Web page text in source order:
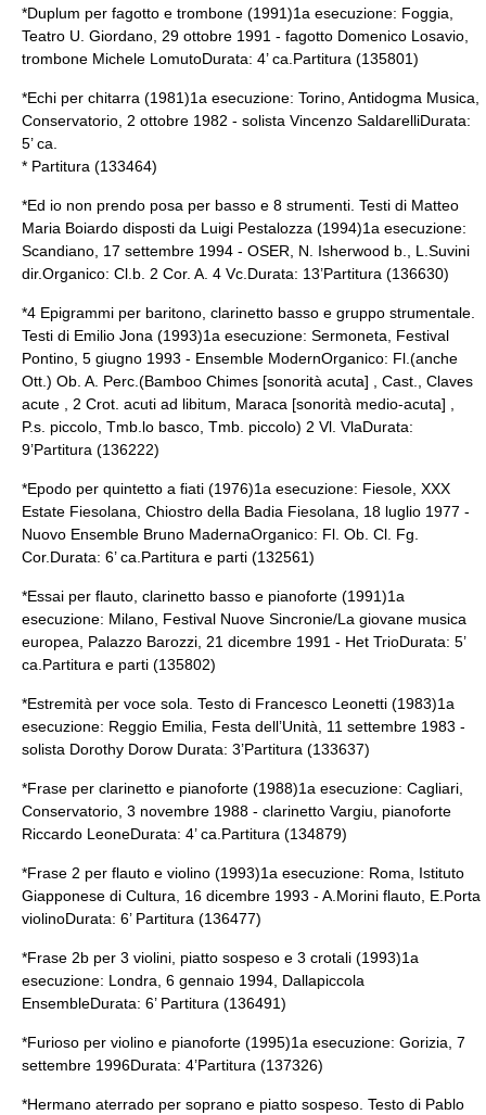
*Duplum per fagotto e trombone (1991)1a esecuzione: Foggia,
Teatro U. Giordano, 29 ottobre 1991 - fagotto Domenico Losavio,
trombone Michele LomutoDurata: 4’ ca.Partitura (135801)
*Echi per chitarra (1981)1a esecuzione: Torino, Antidogma Musica,
Conservatorio, 2 ottobre 1982 - solista Vincenzo SaldarelliDurata:
5’ ca.
* Partitura (133464)
*Ed io non prendo posa per basso e 8 strumenti. Testi di Matteo
Maria Boiardo disposti da Luigi Pestalozza (1994)1a esecuzione:
Scandiano, 17 settembre 1994 - OSER, N. Isherwood b., L.Suvini
dir.Organico: Cl.b. 2 Cor. A. 4 Vc.Durata: 13’Partitura (136630)
*4 Epigrammi per baritono, clarinetto basso e gruppo strumentale.
Testi di Emilio Jona (1993)1a esecuzione: Sermoneta, Festival
Pontino, 5 giugno 1993 - Ensemble ModernOrganico: Fl.(anche
Ott.) Ob. A. Perc.(Bamboo Chimes [sonorità acuta] , Cast., Claves
acute , 2 Crot. acuti ad libitum, Maraca [sonorità medio-acuta] ,
P.s. piccolo, Tmb.lo basco, Tmb. piccolo) 2 Vl. VlaDurata:
9’Partitura (136222)
*Epodo per quintetto a fiati (1976)1a esecuzione: Fiesole, XXX
Estate Fiesolana, Chiostro della Badia Fiesolana, 18 luglio 1977 -
Nuovo Ensemble Bruno MadernaOrganico: Fl. Ob. Cl. Fg.
Cor.Durata: 6’ ca.Partitura e parti (132561)
*Essai per flauto, clarinetto basso e pianoforte (1991)1a
esecuzione: Milano, Festival Nuove Sincronie/La giovane musica
europea, Palazzo Barozzi, 21 dicembre 1991 - Het TrioDurata: 5’
ca.Partitura e parti (135802)
*Estremità per voce sola. Testo di Francesco Leonetti (1983)1a
esecuzione: Reggio Emilia, Festa dell’Unità, 11 settembre 1983 -
solista Dorothy Dorow Durata: 3’Partitura (133637)
*Frase per clarinetto e pianoforte (1988)1a esecuzione: Cagliari,
Conservatorio, 3 novembre 1988 - clarinetto Vargiu, pianoforte
Riccardo LeoneDurata: 4’ ca.Partitura (134879)
*Frase 2 per flauto e violino (1993)1a esecuzione: Roma, Istituto
Giapponese di Cultura, 16 dicembre 1993 - A.Morini flauto, E.Porta
violinoDurata: 6’ Partitura (136477)
*Frase 2b per 3 violini, piatto sospeso e 3 crotali (1993)1a
esecuzione: Londra, 6 gennaio 1994, Dallapiccola
EnsembleDurata: 6’ Partitura (136491)
*Furioso per violino e pianoforte (1995)1a esecuzione: Gorizia, 7
settembre 1996Durata: 4’Partitura (137326)
*Hermano aterrado per soprano e piatto sospeso. Testo di Pablo